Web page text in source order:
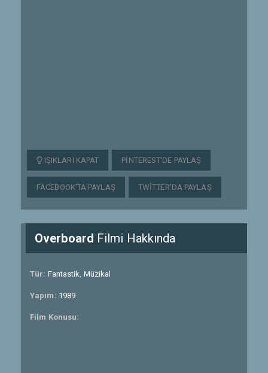
IŞIKLARI KAPAT PINTEREST'DE PAYLAŞ
FACEBOOK'TA PAYLAŞ TWITTER'DA PAYLAŞ
Overboard Filmi Hakkında
Tür: Fantastik, Müzikal
Yapım: 1989
Film Konusu: